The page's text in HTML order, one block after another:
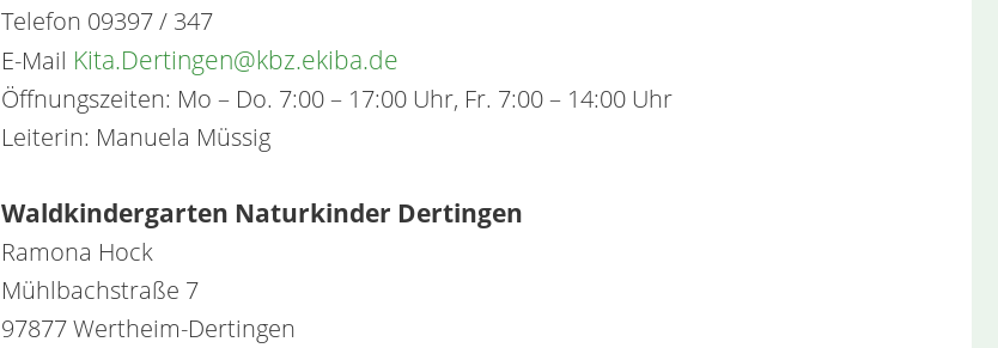
Telefon 09397 / 347
E-Mail Kita.Dertingen@kbz.ekiba.de
Öffnungszeiten: Mo – Do. 7:00 – 17:00 Uhr, Fr. 7:00 – 14:00 Uhr
Leiterin: Manuela Müssig
Waldkindergarten Naturkinder Dertingen
Ramona Hock
Mühlbachstraße 7
97877 Wertheim-Dertingen